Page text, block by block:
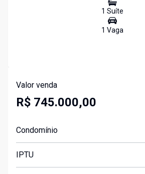
1 Suíte
1 Vaga
Valor venda
R$ 745.000,00
Condomínio
IPTU